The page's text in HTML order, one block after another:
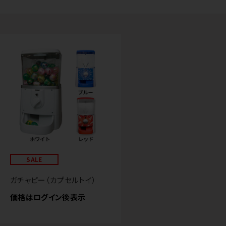
SALE
ガチャピー（カプセルトイ）
価格はログイン後表示